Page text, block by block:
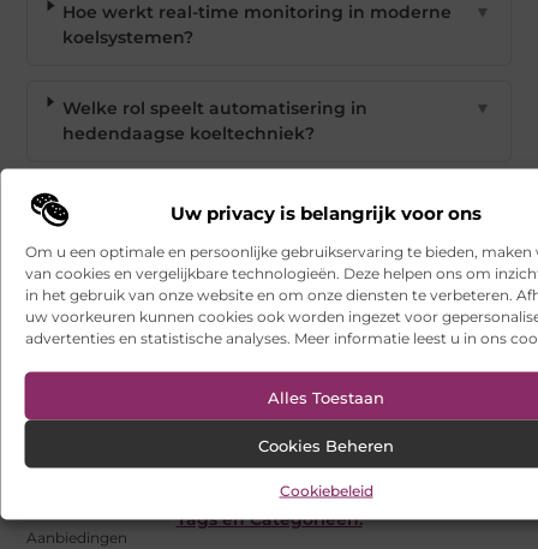
Uw privacy is belangrijk voor ons
Om u een optimale en persoonlijke gebruikservaring te bieden, maken
van cookies en vergelijkbare technologieën. Deze helpen ons om
in het gebruik van onze website en om onze diensten te verbeteren.
uw voorkeuren kunnen cookies ook worden ingezet voor
advertenties en statistische analyses. Meer informatie leest u in ons
Alles Toestaan
Cookies Beheren
Cookiebeleid
Hoe werkt real-time monitoring in moderne
koelsystemen?
▼
Welke rol speelt automatisering in
hedendaagse koeltechniek?
▼
Hoe dragen innovatieve materialen bij aan
betere koelsystemen?
▼
Wat kunnen we verwachten van
koeltechniek in de toekomst?
▼
Goed artikel? Deel hem dan op:
Facebook Pinterest LinkedIn
Tags en Categorieën:
Aanbiedingen